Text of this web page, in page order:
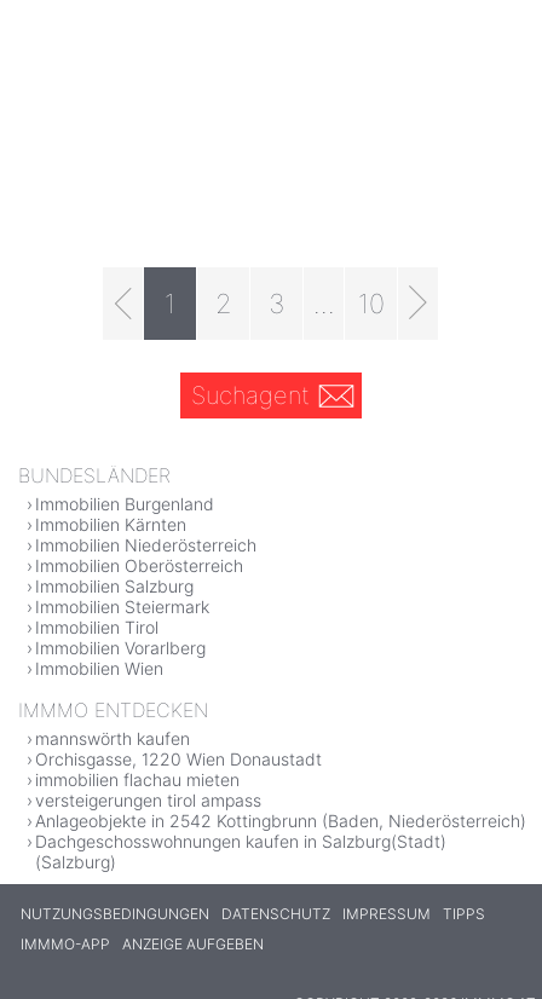
1 2 3 10
Suchagent
BUNDESLÄNDER
Immobilien Burgenland
Immobilien Kärnten
Immobilien Niederösterreich
Immobilien Oberösterreich
Immobilien Salzburg
Immobilien Steiermark
Immobilien Tirol
Immobilien Vorarlberg
Immobilien Wien
IMMMO ENTDECKEN
mannswörth kaufen
Orchisgasse, 1220 Wien Donaustadt
immobilien flachau mieten
versteigerungen tirol ampass
Anlageobjekte in 2542 Kottingbrunn (Baden, Niederösterreich)
Dachgeschosswohnungen kaufen in Salzburg(Stadt)
(Salzburg)
NUTZUNGSBEDINGUNGEN DATENSCHUTZ IMPRESSUM
TIPPS
IMMMO-APP
ANZEIGE AUFGEBEN